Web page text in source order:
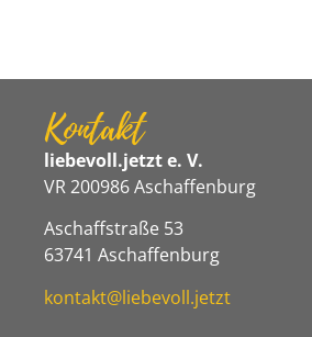
Kontakt
liebevoll.jetzt e. V.
VR 200986 Aschaffenburg
Aschaffstraße 53
63741 Aschaffenburg
kontakt@liebevoll.jetzt